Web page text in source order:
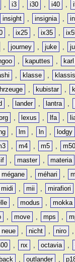
, i3 , i30 , i40 ,
insight , insignia ,
, ix25 , ix35 ,
, journey , juke ,
, kaputtes , karl
, klasse ,
, kubistar ,
, lander , lantra ,
, lexus , lfa ,
, lm , ln , lodgy
, m4 , m5 ,
, master , materia
mégane , méhari ,
midi , mii , mirafiori
, modus , mokka
, move , mps ,
neue , nicht , niro ,
, nx , octavia ,
, outlander ,